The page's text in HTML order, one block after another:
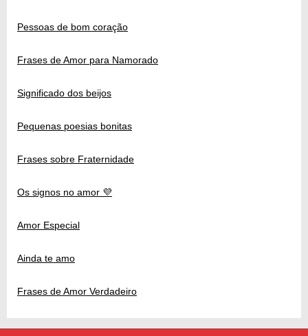
Pessoas de bom coração
Frases de Amor para Namorado
Significado dos beijos
Pequenas poesias bonitas
Frases sobre Fraternidade
Os signos no amor 💜
Amor Especial
Ainda te amo
Frases de Amor Verdadeiro